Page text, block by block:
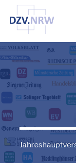
Inhalt
springen